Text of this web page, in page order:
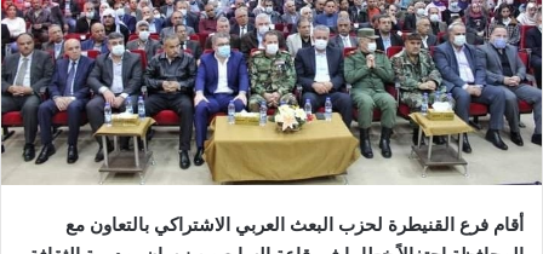
أقام فرع القنيطرة لحزب البعث العربي الاشتراكي بالتعاون مع